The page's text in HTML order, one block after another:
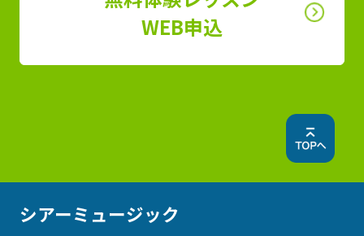
WEB申込
シアーミュージック